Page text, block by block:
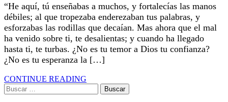
“He aquí, tú enseñabas a muchos, y fortalecías las manos
débiles; al que tropezaba enderezaban tus palabras, y
esforzabas las rodillas que decaían. Mas ahora que el mal
ha venido sobre ti, te desalientas; y cuando ha llegado
hasta ti, te turbas. ¿No es tu temor a Dios tu confianza?
¿No es tu esperanza la […]
CONTINUE READING
Buscar: